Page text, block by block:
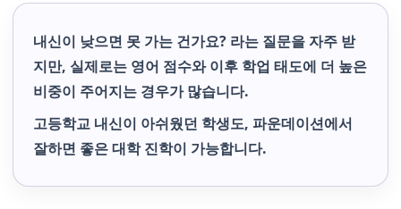
내신이 낮으면 못 가는 건가요? 라는 질문을 자주 받
지만, 실제로는 영어 점수와 이후 학업 태도에 더 높은
비중이 주어지는 경우가 많습니다.
고등학교 내신이 아쉬웠던 학생도, 파운데이션에서
잘하면 좋은 대학 진학이 가능합니다.